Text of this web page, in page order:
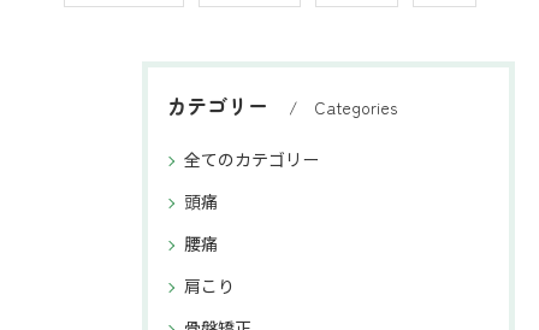
カテゴリー Categories
全てのカテゴリー
頭痛
腰痛
肩こり